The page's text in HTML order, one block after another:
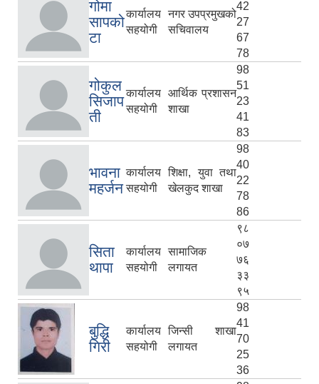
गोमा
सापको
टा
कार्यालय
सहयोगी
नगर उपप्रमुखको
सचिवालय
42
27
67
78
गोकुल
सिजाप
ती
कार्यालय
सहयोगी
आर्थिक प्रशासन
शाखा
98
51
23
41
83
भावना
महर्जन
कार्यालय
सहयोगी
शिक्षा, युवा तथा
खेलकुद शाखा
98
40
22
78
86
सिता
थापा
कार्यालय
सहयोगी
सामाजिक
लगायत
९८
०७
७६
३३
९५
बुद्धि
गिरी
कार्यालय
सहयोगी
जिन्सी शाखा
लगायत
98
41
70
25
36